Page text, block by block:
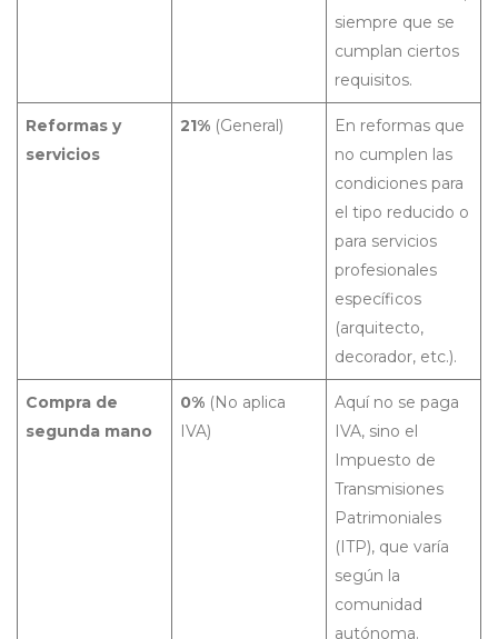
siempre que se
cumplan ciertos
requisitos.
Reformas y
servicios
21% (General)
En reformas que
no cumplen las
condiciones para
el tipo reducido o
para servicios
profesionales
específicos
(arquitecto,
decorador, etc.).
Compra de
segunda mano
0% (No aplica
IVA)
Aquí no se paga
IVA, sino el
Impuesto de
Transmisiones
Patrimoniales
(ITP), que varía
según la
comunidad
autónoma.